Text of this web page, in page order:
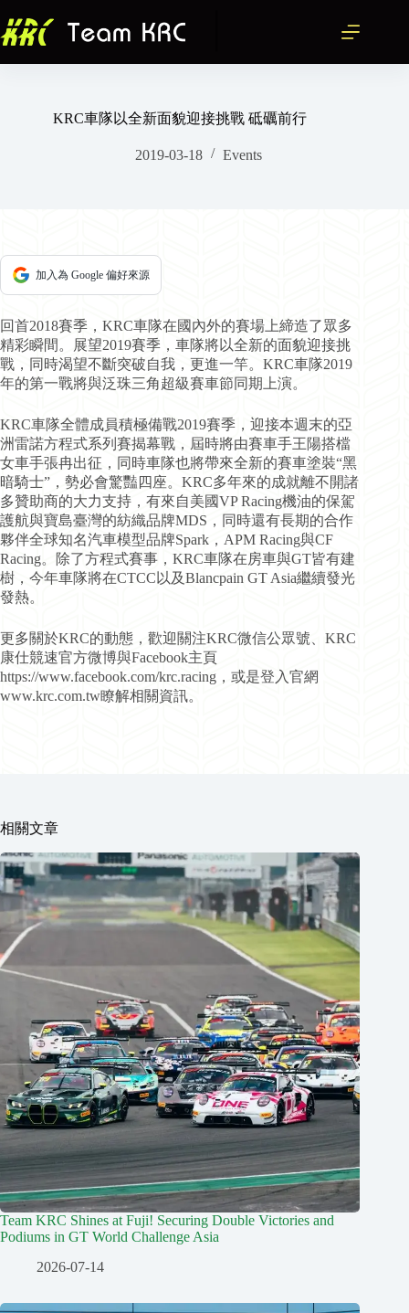
至
主
要
KRC車隊以全新面貌迎接挑戰 砥礪前行
2019-03-18 Events
加入為 Google 偏好來源
回首2018賽季，KRC車隊在國內外的賽場上締造了眾多
精彩瞬間。展望2019賽季，車隊將以全新的面貌迎接挑
戰，同時渴望不斷突破自我，更進一竿。KRC車隊2019
年的第一戰將與泛珠三角超級賽車節同期上演。
KRC車隊全體成員積極備戰2019賽季，迎接本週末的亞
洲雷諾方程式系列賽揭幕戰，屆時將由賽車手王陽搭檔
女車手張冉出征，同時車隊也將帶來全新的賽車塗裝“黑
暗騎士”，勢必會驚豔四座。KRC多年來的成就離不開諸
多贊助商的大力支持，有來自美國VP Racing機油的保駕
護航與寶島臺灣的紡織品牌MDS，同時還有長期的合作
夥伴全球知名汽車模型品牌Spark，APM Racing與CF
Racing。除了方程式賽事，KRC車隊在房車與GT皆有建
樹，今年車隊將在CTCC以及Blancpain GT Asia繼續發光
發熱。
更多關於KRC的動態，歡迎關注KRC微信公眾號、KRC
康仕競速官方微博與Facebook主頁
https://www.facebook.com/krc.racing，或是登入官網
www.krc.com.tw瞭解相關資訊。
相關文章
Team KRC Shines at Fuji! Securing Double Victories and
Podiums in GT World Challenge Asia
2026-07-14